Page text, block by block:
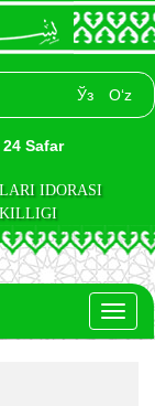
Ўз O‘z
Safar
IDORASI